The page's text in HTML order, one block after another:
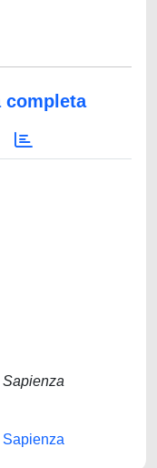
completa